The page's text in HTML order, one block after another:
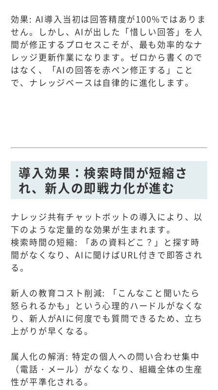
効果: AI導入当初は回答精度が100%ではありま
せん。しかし、AIが出した「惜しい回答」を人
間が修正するプロセスこそが、最も効率的なナ
レッジ更新作業になります。ゼロから書くので
はなく、「AIの回答を赤ペン修正する」こと
で、ナレッジベースは自律的に進化します。
導入効果：検索時間が短縮さ
れ、新人の即戦力化が進む
ナレッジ共有チャットボットの導入により、以
下のような定量的な効果が生まれます。
検索時間の短縮: 「あの資料どこ？」と探す時
間がなくなり、AIに聞けばURL付きで即答され
る。
新人の教育コスト削減: 「こんなこと聞いたら
怒られるかも」という心理的ハードルがなくな
り、新人がAIに何度でも質問できるため、立ち
上がりが早くなる。
属人化の解消: 特定の個人への問い合わせ集中
（電話・メール）がなくなり、組織全体の生産
性が平準化される。